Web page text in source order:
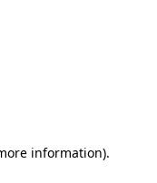
information).